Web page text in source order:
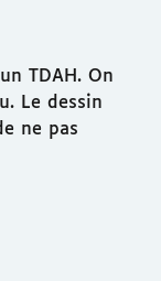
TDAH. On
Le dessin
ne pas